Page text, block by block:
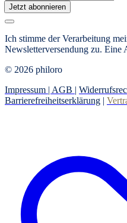
Jetzt abonnieren
Ich stimme der Verarbeitung
Newsletterversendung zu. Eine
© 2026 philoro
Impressum | AGB |
Barrierefreiheitserklärung |